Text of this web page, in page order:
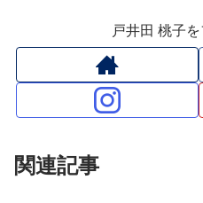
戸井田 桃子
関連記事